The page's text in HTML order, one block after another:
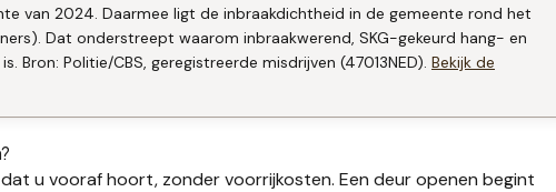
van 2024. Daarmee ligt de inbraakdichtheid in de gemeente rond het
Dat onderstreept waarom inbraakwerend, SKG-gekeurd hang- en
Bron: Politie/CBS, geregistreerde misdrijven (47013NED). Bekijk de
?
u vooraf hoort, zonder voorrijkosten. Een deur openen begint